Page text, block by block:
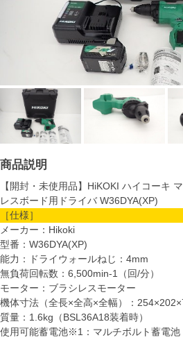
商品説明
【開封・未使用品】HiKOKI ハイコーキ
レスボード用ドライバ W36DYA(XP)
［仕様］
メーカー：Hikoki
型番：W36DYA(XP)
能力：ドライウォールねじ：4mm
無負荷回転数：6,500min-1（回/分）
モーター：ブラシレスモーター
機体寸法（全長×全高×全幅）：
質量：1.6kg（BSL36A18装着時）
使用可能蓄電池※1：マルチボルト蓄電池